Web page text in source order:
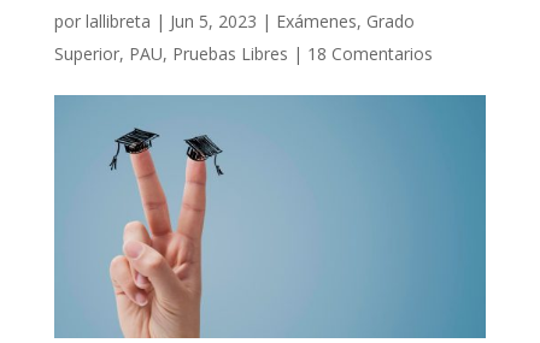
por lallibreta | Jun 5, 2023 | Exámenes, Grado
Superior, PAU, Pruebas Libres | 18 Comentarios